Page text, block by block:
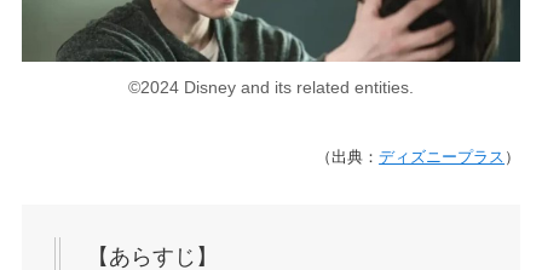
©2024 Disney and its related entities.
（出典：ディズニープラス ）
【あらすじ】